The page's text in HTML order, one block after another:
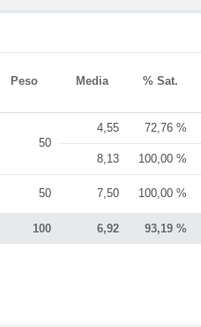
Peso Media % Sat.
100 6,92 93,19 %
50
4,55 72,76 %
8,13 100,00 %
50 7,50 100,00 %